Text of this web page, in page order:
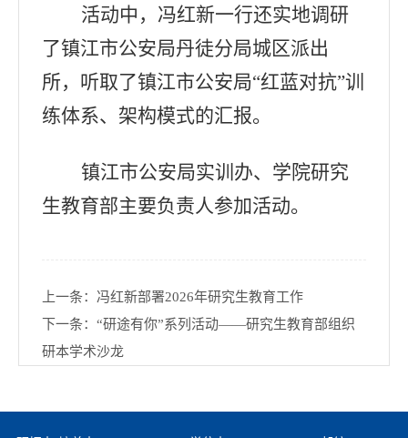
活动中 ，冯红新一行还实地调研
了镇江市公安局丹徒分局城区派出
所，听取了镇江市公安局“红蓝对抗”训
练体系、架构模式的汇报。
镇江市公安局实训办、学院研究
生教育部主要负责人参加活动。
上一条： 冯红新部署2026年研究生教育工作
下一条： “研途有你”系列活动——研究生教育部组织
研本学术沙龙